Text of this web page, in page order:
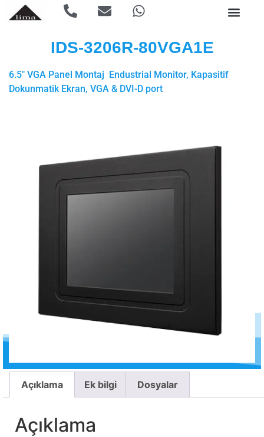
IDS-3206R-80VGA1E
6.5″ VGA Panel Montaj Endustrial Monitor, Kapasitif
Dokunmatik Ekran, VGA & DVI-D port
Açıklama Ek bilgi Dosyalar
Açıklama